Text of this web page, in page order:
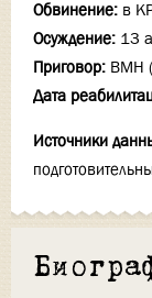
Обвинение: в
Осуждение: 13
Приговор: ВМН
Дата
Источники